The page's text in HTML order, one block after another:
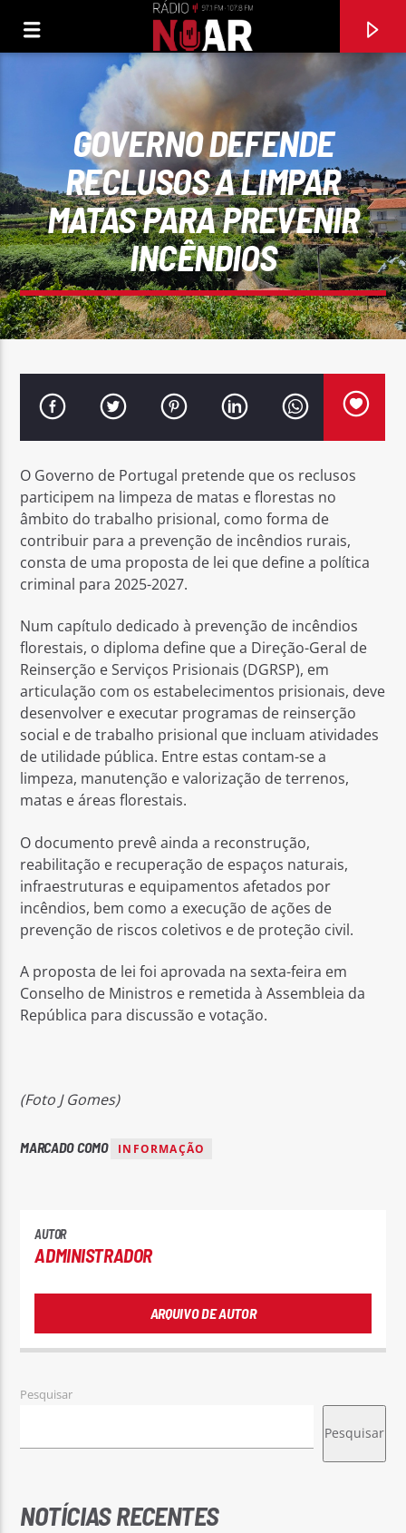
FAIXA ATUAL
DÁ-ME UM BEIJO
Rádio No ar
GOVERNO DEFENDE
RECLUSOS A LIMPAR
MATAS PARA PREVENIR
INCÊNDIOS
O Governo de Portugal pretende que os reclusos
participem na limpeza de matas e florestas no
âmbito do trabalho prisional, como forma de
contribuir para a prevenção de incêndios rurais,
consta de uma proposta de lei que define a política
criminal para 2025-2027.
Num capítulo dedicado à prevenção de incêndios
florestais, o diploma define que a Direção-Geral de
Reinserção e Serviços Prisionais (DGRSP), em
articulação com os estabelecimentos prisionais, deve
desenvolver e executar programas de reinserção
social e de trabalho prisional que incluam atividades
de utilidade pública. Entre estas contam-se a
limpeza, manutenção e valorização de terrenos,
matas e áreas florestais.
O documento prevê ainda a reconstrução,
reabilitação e recuperação de espaços naturais,
infraestruturas e equipamentos afetados por
incêndios, bem como a execução de ações de
prevenção de riscos coletivos e de proteção civil.
A proposta de lei foi aprovada na sexta-feira em
Conselho de Ministros e remetida à Assembleia da
República para discussão e votação.
(Foto J Gomes)
MARCADO COMO INFORMAÇÃO
AUTOR
ADMINISTRADOR
ARQUIVO DE AUTOR
Pesquisar
Pesquisar
NOTÍCIAS RECENTES